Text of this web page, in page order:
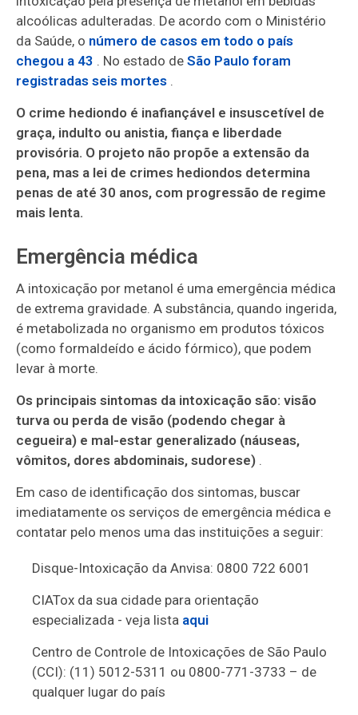
alcoólicas adulteradas. De acordo com o Ministério
da Saúde, o número de casos em todo o país
chegou a 43 . No estado deSão Paulo foram
registradas seis mortes .
O crime hediondo é inafiançável e insuscetível de
graça, indulto ou anistia, fiança e liberdade
provisória. O projeto não propõe a extensão da
pena, mas a lei de crimes hediondos determina
penas de até 30 anos, com progressão de regime
mais lenta.
Emergência médica
A intoxicação por metanol é uma emergência médica
de extrema gravidade. A substância, quando ingerida,
é metabolizada no organismo em produtos tóxicos
(como formaldeído e ácido fórmico), que podem
levar à morte.
Os principais sintomas da intoxicação são: visão
turva ou perda de visão (podendo chegar à
cegueira) e mal-estar generalizado (náuseas,
vômitos, dores abdominais, sudorese) .
Em caso de identificação dos sintomas, buscar
imediatamente os serviços de emergência médica e
contatar pelo menos uma das instituições a seguir:
Disque-Intoxicação da Anvisa: 0800 722 6001
CIATox da sua cidade para orientação
especializada - veja lista aqui
Centro de Controle de Intoxicações de São Paulo
(CCI): (11) 5012-5311 ou 0800-771-3733 – de
qualquer lugar do país